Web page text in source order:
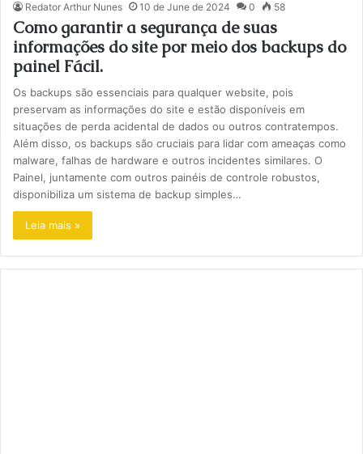
Redator Arthur Nunes 10 de June de 2024 0 58
Como garantir a segurança de suas
informações do site por meio dos backups do
painel Fácil.
Os backups são essenciais para qualquer website, pois
preservam as informações do site e estão disponíveis em
situações de perda acidental de dados ou outros contratempos.
Além disso, os backups são cruciais para lidar com ameaças como
malware, falhas de hardware e outros incidentes similares. O
Painel, juntamente com outros painéis de controle robustos,
disponibiliza um sistema de backup simples…
Leia mais »